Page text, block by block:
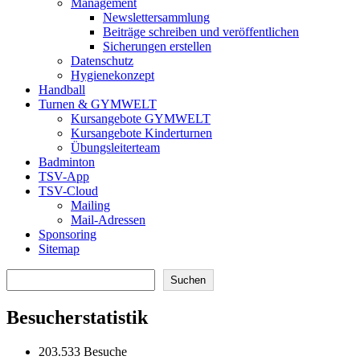
Management
Newslettersammlung
Beiträge schreiben und veröffentlichen
Sicherungen erstellen
Datenschutz
Hygienekonzept
Handball
Turnen & GYMWELT
Kursangebote GYMWELT
Kursangebote Kinderturnen
Übungsleiterteam
Badminton
TSV-App
TSV-Cloud
Mailing
Mail-Adressen
Sponsoring
Sitemap
Suchen
Besucherstatistik
203.533 Besuche